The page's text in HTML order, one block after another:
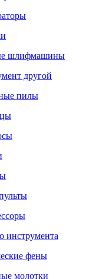
шлифмашины
другой
пилы
инструмента
фены
молотки